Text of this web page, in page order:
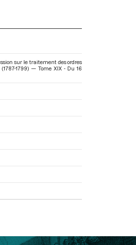
sur le traitement des ordres
1799) — Tome XIX - Du 16